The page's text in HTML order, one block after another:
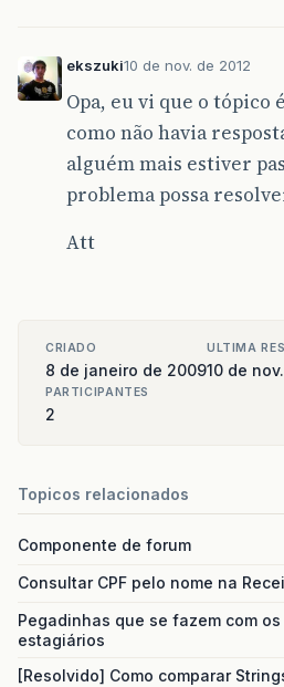
ekszuki10 de nov. de 2012
Opa, eu vi que o tópico
como não havia
alguém mais estiver
problema possa
Att
CRIADO
8 de janeiro de 2009
ULTIMA
10 de
PARTICIPANTES
2
Topicos relacionados
Componente de forum
Consultar CPF pelo nome na
Pegadinhas que se fazem com
estagiários
[Resolvido] Como comparar